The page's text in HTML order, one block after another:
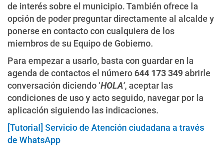
de interés sobre el municipio. También ofrece la
opción de poder preguntar directamente al alcalde y
ponerse en contacto con cualquiera de los
miembros de su Equipo de Gobierno.
Para empezar a usarlo, basta con guardar en la
agenda de contactos el número 644 173 349 abrirle
conversación diciendo ‘HOLA’, aceptar las
condiciones de uso y acto seguido, navegar por la
aplicación siguiendo las indicaciones.
[Tutorial] Servicio de Atención ciudadana a través
de WhatsApp